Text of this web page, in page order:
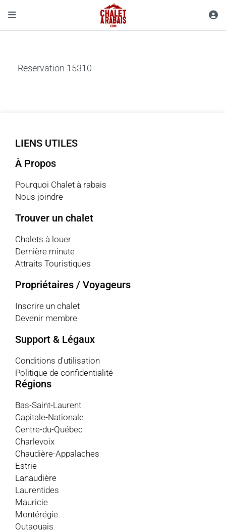
Reservation 15310
LIENS UTILES
À Propos
Pourquoi Chalet à rabais
Nous joindre
Trouver un chalet
Chalets à louer
Dernière minute
Attraits Touristiques
Propriétaires / Voyageurs
Inscrire un chalet
Devenir membre
Support & Légaux
Conditions d'utilisation
Politique de confidentialité
Régions
Bas-Saint-Laurent
Capitale-Nationale
Centre-du-Québec
Charlevoix
Chaudière-Appalaches
Estrie
Lanaudière
Laurentides
Mauricie
Montérégie
Outaouais